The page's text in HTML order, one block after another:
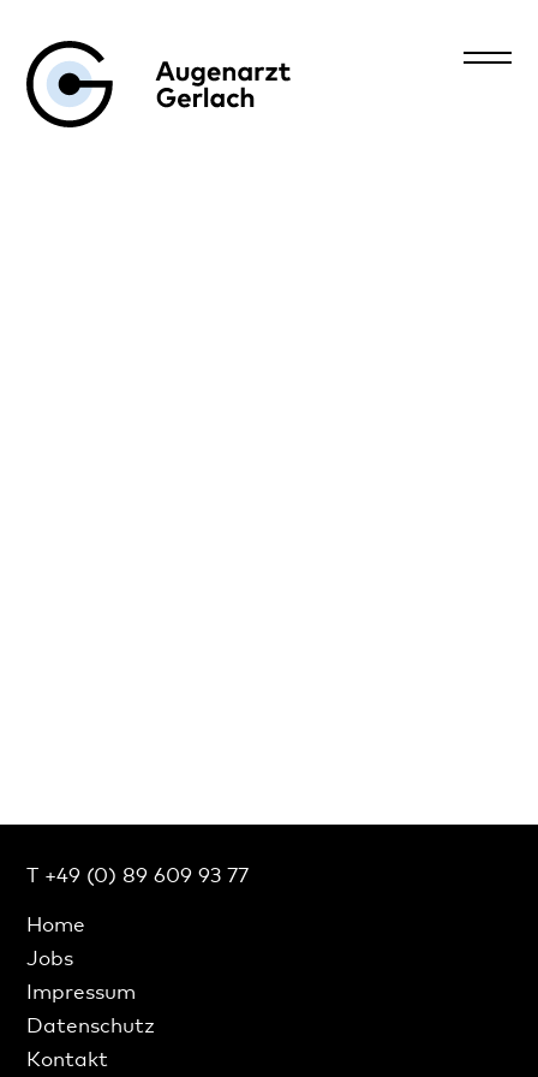
Augenarzt Gerlach
T +49 (0) 89 609 93 77
Home
Jobs
Impressum
Datenschutz
Kontakt